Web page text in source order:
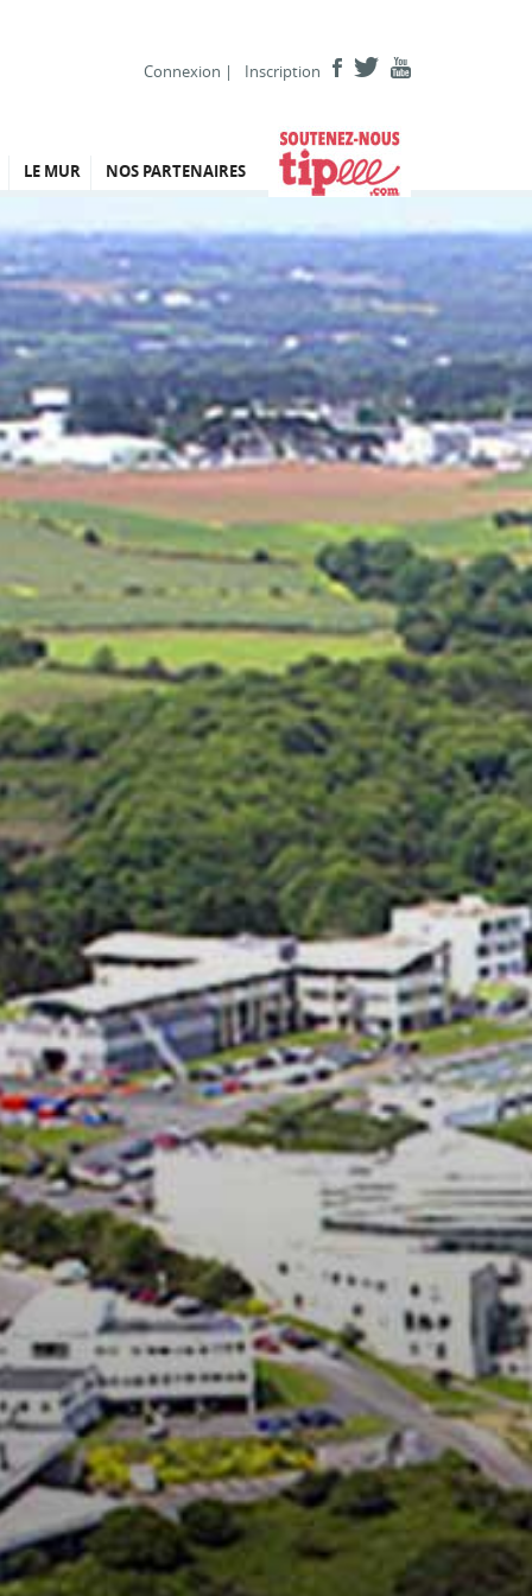
Connexion | Inscription
LE MUR NOS PARTENAIRES